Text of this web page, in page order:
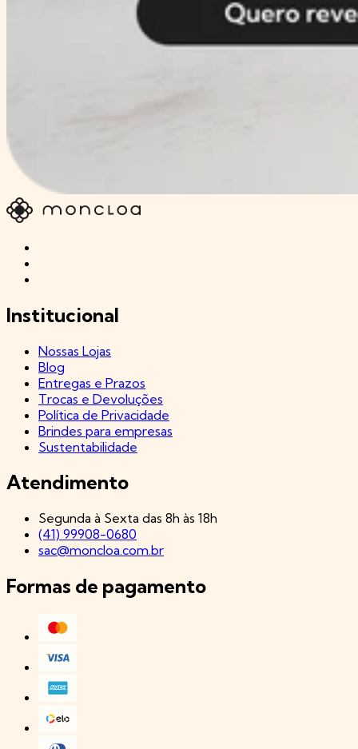
Institucional
Nossas Lojas
Blog
Entregas e Prazos
Trocas e Devoluções
Política de Privacidade
Brindes para empresas
Sustentabilidade
Atendimento
Segunda à Sexta das 8h às 18h
(41) 99908-0680
sac@moncloa.com.br
Formas de pagamento